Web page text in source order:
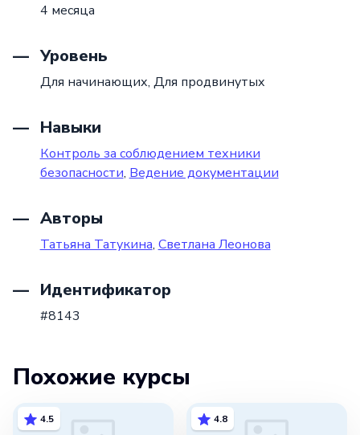
4 месяца
Уровень
Для начинающих, Для продвинутых
Навыки
Контроль за соблюдением техники
безопасности, Ведение документации
Авторы
Татьяна Татукина, Светлана Леонова
Идентификатор
#8143
Похожие курсы
4.5 4.8